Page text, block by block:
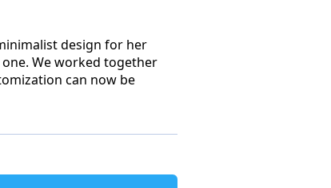
design for her
We worked together
can now be